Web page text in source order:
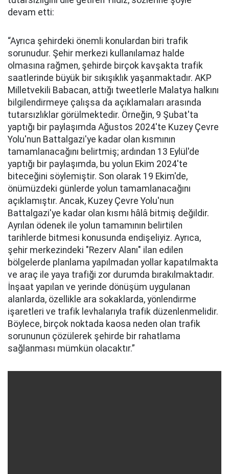
devam etti:
“Ayrıca şehirdeki önemli konulardan biri trafik
sorunudur. Şehir merkezi kullanılamaz halde
olmasına rağmen, şehirde birçok kavşakta trafik
saatlerinde büyük bir sıkışıklık yaşanmaktadır. AKP
Milletvekili Babacan, attığı tweetlerle Malatya halkını
bilgilendirmeye çalışsa da açıklamaları arasında
tutarsızlıklar görülmektedir. Örneğin, 9 Şubat'ta
yaptığı bir paylaşımda Ağustos 2024'te Kuzey Çevre
Yolu'nun Battalgazi'ye kadar olan kısmının
tamamlanacağını belirtmiş; ardından 13 Eylül'de
yaptığı bir paylaşımda, bu yolun Ekim 2024'te
biteceğini söylemiştir. Son olarak 19 Ekim'de,
önümüzdeki günlerde yolun tamamlanacağını
açıklamıştır. Ancak, Kuzey Çevre Yolu'nun
Battalgazi'ye kadar olan kısmı hâlâ bitmiş değildir.
Ayrılan ödenek ile yolun tamamının belirtilen
tarihlerde bitmesi konusunda endişeliyiz. Ayrıca,
şehir merkezindeki "Rezerv Alanı" ilan edilen
bölgelerde planlama yapılmadan yollar kapatılmakta
ve araç ile yaya trafiği zor durumda bırakılmaktadır.
İnşaat yapılan ve yerinde dönüşüm uygulanan
alanlarda, özellikle ara sokaklarda, yönlendirme
işaretleri ve trafik levhalarıyla trafik düzenlenmelidir.
Böylece, birçok noktada kaosa neden olan trafik
sorununun çözülerek şehirde bir rahatlama
sağlanması mümkün olacaktır.”